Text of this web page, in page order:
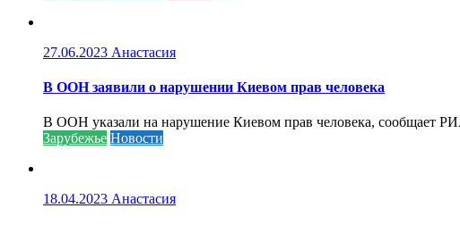
27.06.2023 Анастасия
В ООН заявили о нарушении Киевом прав человека
В ООН указали на нарушение Киевом прав человека, сообщает
Зарубежье Новости
18.04.2023 Анастасия